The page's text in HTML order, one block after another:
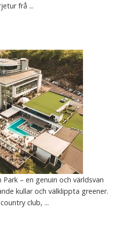
frå ...
– en genuin och världsvan
kullar och välklippta greener.
club, ...